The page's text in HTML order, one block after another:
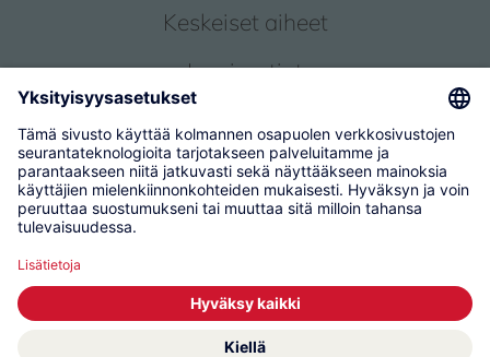
Keskeiset aiheet
Inspiraatiot
Tietoja meistä
© 2026 KWC Group Management AG
Ylläpitäjä